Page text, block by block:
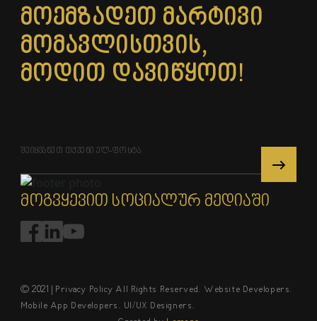
მოგვყევით სოციალურ მედიაში
მოემზადეთ მარტივი
მომავლისთვის,
მოდით დავიწყოთ!
© 2021 | Privacy Policy All Rights Reserved. Website Developers.
Mobile App Developers. UI/UX Designers.